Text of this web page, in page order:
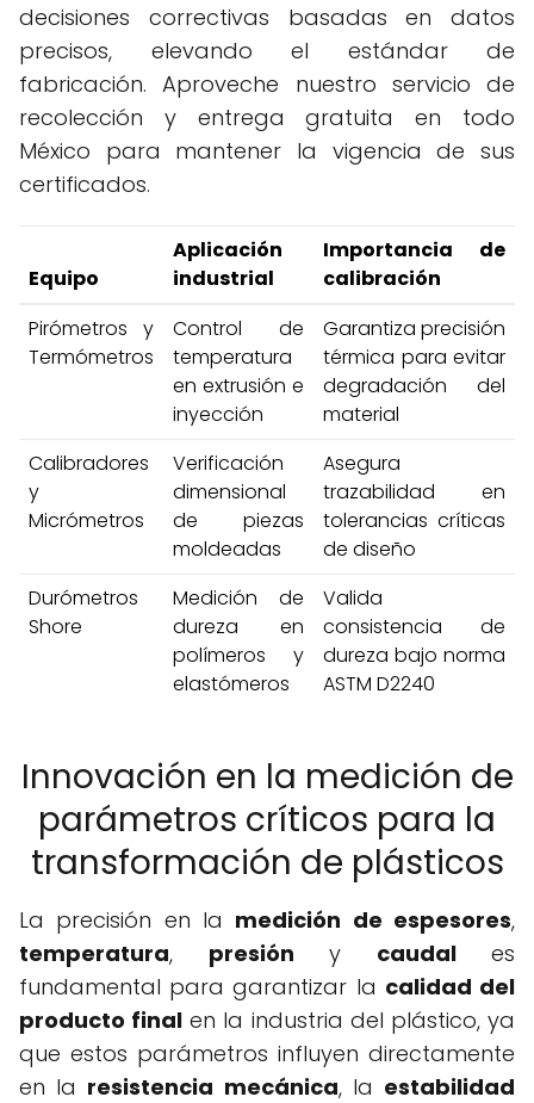
decisiones correctivas basadas en datos
precisos, elevando el estándar de
fabricación. Aproveche nuestro servicio de
recolección y entrega gratuita en todo
México para mantener la vigencia de sus
certificados.
Equipo
Aplicación
industrial
Importancia de
calibración
Pirómetros y
Termómetros
Control de
temperatura
en extrusión e
inyección
Garantiza precisión
térmica para evitar
degradación del
material
Calibradores
y
Micrómetros
Verificación
dimensional
de piezas
moldeadas
Asegura
trazabilidad en
tolerancias críticas
de diseño
Durómetros
Shore
Medición de
dureza en
polímeros y
elastómeros
Valida
consistencia de
dureza bajo norma
ASTM D2240
Innovación en la medición de
parámetros críticos para la
transformación de plásticos
La precisión en la medición de espesores,
temperatura, presión y caudales
fundamental para garantizar la calidad del
producto final en la industria del plástico, ya
que estos parámetros influyen directamente
en la resistencia mecánica, la estabilidad